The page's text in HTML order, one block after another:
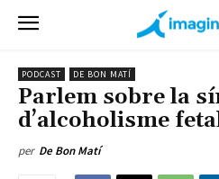
PODCAST DE BON MATÍ
Parlem sobre la
d’alcoholisme
per De Bon Matí